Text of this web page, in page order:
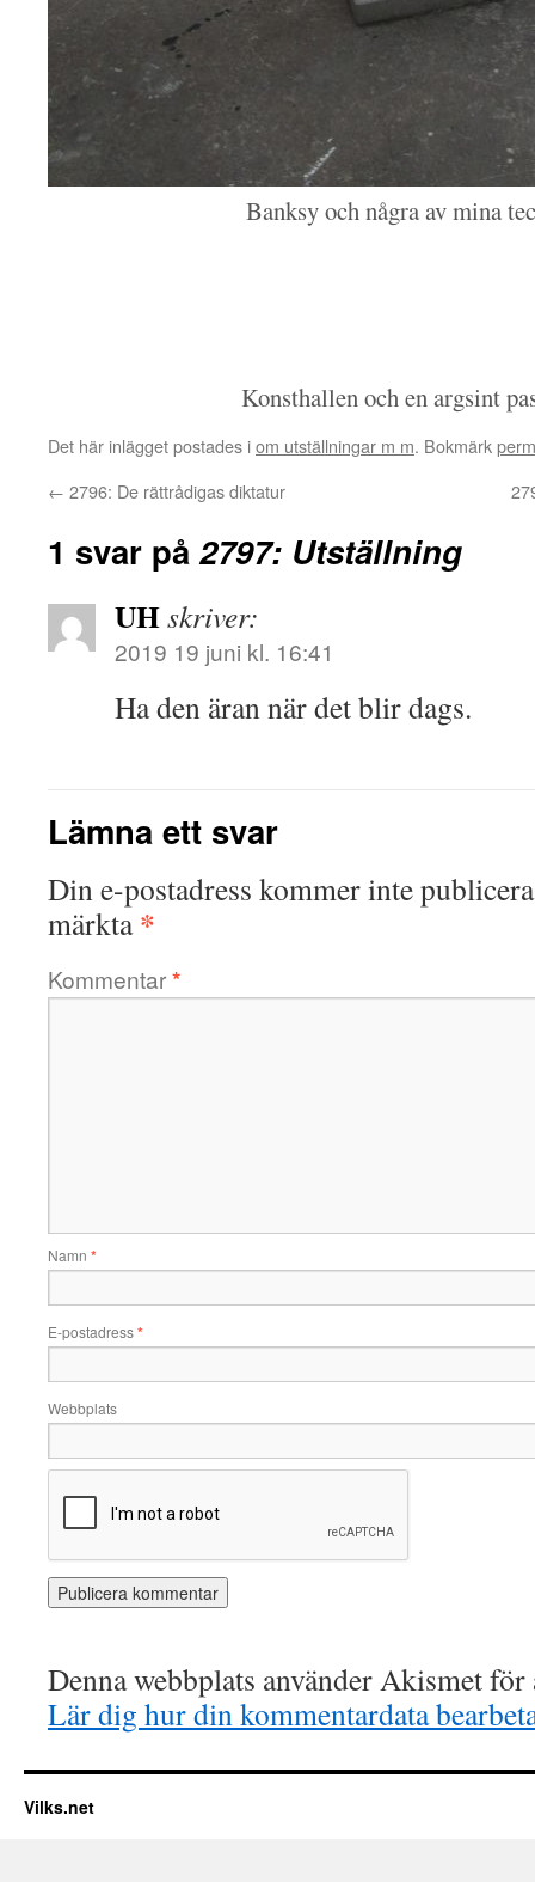
Banksy och några av mina
Konsthallen och en argsint
Det här inlägget postades iom utställningar m m. Bokmärk
← 2796: De rättrådigas diktatur
1 svar på2797: Utställning
UHskriver:
2019 19 juni kl. 16:41
Ha den äran när det blir dags.
Lämna ett svar
Din e-postadress kommer inte
märkta*
Kommentar*
Namn *
E-postadress*
Webbplats
Denna webbplats använder Akismet
Lär dig hur din kommentardata
Vilks.net